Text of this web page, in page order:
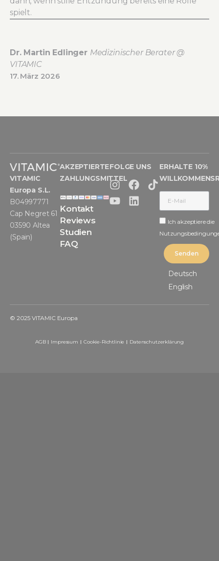
spielt.
Dr. Martin Edlinger Medizinischer Berater @
VITAMIC
17. März 2026
VITAMIC
Europa S.L.
B04997771
Cap Negret 61
03590 Altea
(Spain)
AKZEPTIERTE
ZAHLUNGSMITTEL
Kontakt
Reviews
Studien
FAQ
FOLGE UNS
ERHALTE 10%
Ich akzeptiere die
Senden
Deutsch
English
© 2025 VITAMIC Europa
AGB Impressum Cookie-Richtlinie Datenschutzerklärung